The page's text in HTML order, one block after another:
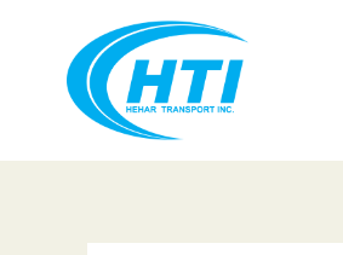
content
Post
navigation